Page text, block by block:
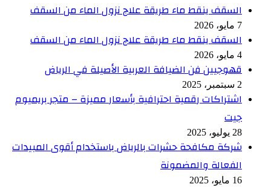
السقف ينقط ماء طريقة علاج نزول الماء من السقف
7 مايو، 2026
السقف ينقط ماء طريقة علاج نزول الماء من السقف
4 مايو، 2026
قهوجيين فن الضيافة العربية الأصيلة في الرياض
2 سبتمبر، 2025
اشتراكات رقمية احترافية بأسعار مميزة – متجر بريميوم
جيت
28 يوليو، 2025
شركة مكافحة حشرات بالرياض باستخدام أقوى المبيدات
الفعالة والمضمونة
16 مايو، 2025